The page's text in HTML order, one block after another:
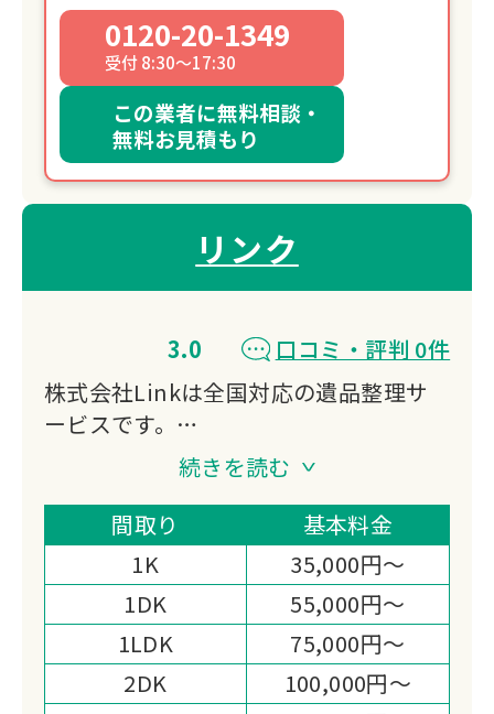
0120-20-1349
受付 8:30～17:30
この業者に無料相談・
無料お見積もり
リンク
3.0
口コミ・評判 0件
株式会社Linkは全国対応の遺品整理サ
ービスです。
遺品整理・生前整理・特殊清掃・ゴミ屋
敷片付け・不用品回収など幅広く対応。
遺品整理士在籍で買取も同時に行い、業
界最安値に挑戦中です。
続きを読む
間取り
基本料金
1K
35,000円～
1DK
55,000円～
1LDK
75,000円～
2DK
100,000円～